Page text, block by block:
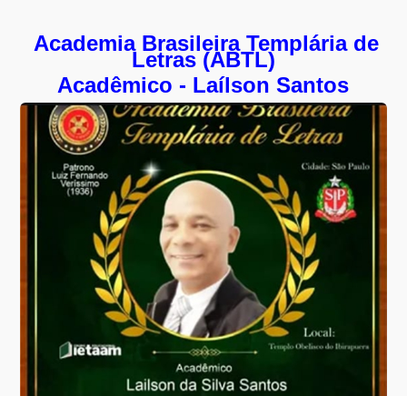
Academia Brasileira Templária de
Letras (ABTL)
Acadêmico - Laílson Santos